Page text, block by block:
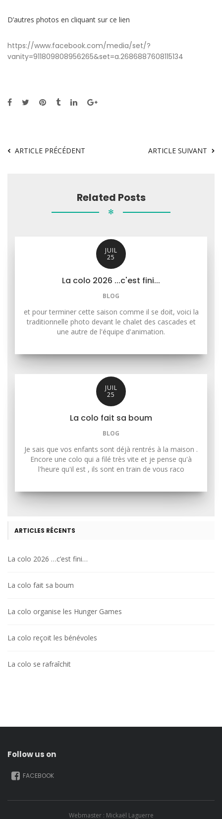
D’autres photos en cliquant sur ce lien
https://www.facebook.com/media/set/?
vanity=911809808956265&set=a.2686887608115134
ARTICLE PRÉCÉDENT ARTICLE SUIVANT
Related Posts
✻
JUIL
25
La colo 2026 ...c'est fini...
BLOG
et pour terminer cette saison comme il se doit, voici la
traditionnelle photo devant le chalet des cascades et
une autre de l'équipe d'animation.
JUIL
25
La colo fait sa boum
BLOG
Je sais que vos enfants sont déjà rentrés à la maison .
Encore une colo qui a filé très vite et je pense qu'à
l'heure qu'il est , ils sont en train de vous raco
ARTICLES RÉCENTS
La colo 2026 …c’est fini…
La colo fait sa boum
La colo organise les Hunger Games
La colo reçoit les bénévoles
La colo se rafraîchit
Follow us on
FACEBOOK
Webmaster : Mickaël Laguerre